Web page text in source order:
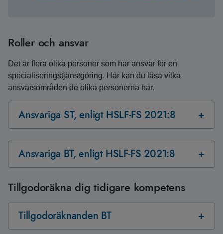
Roller och ansvar
Det är flera olika personer som har ansvar för en
specialiseringstjänstgöring. Här kan du läsa vilka
ansvarsområden de olika personerna har.
Ansvariga ST, enligt HSLF-FS 2021:8
Ansvariga BT, enligt HSLF-FS 2021:8
Tillgodoräkna dig tidigare kompetens
Tillgodoräknanden BT